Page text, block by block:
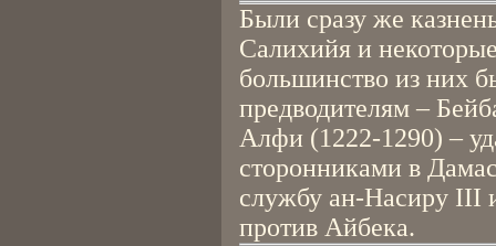
Были сразу же
Салихийя и
большинство из них
предводителям –
Алфи (1222-1290) –
сторонниками в
службу ан-Насиру III
против Айбека.